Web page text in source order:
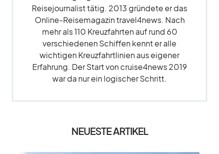
Reisejournalist tätig. 2013 gründete er das
Online-Reisemagazin travel4news. Nach
mehr als 110 Kreuzfahrten auf rund 60
verschiedenen Schiffen kennt er alle
wichtigen Kreuzfahrtlinien aus eigener
Erfahrung. Der Start von cruise4news 2019
war da nur ein logischer Schritt.
NEUESTE ARTIKEL